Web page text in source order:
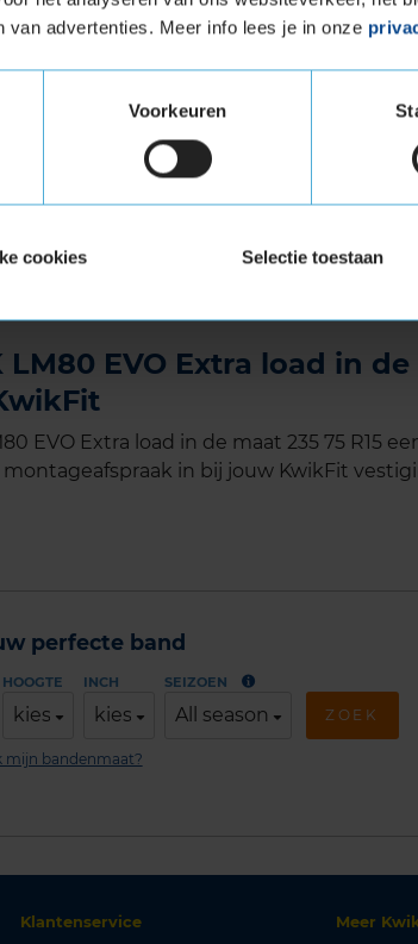
van advertenties. Meer info lees je in onze
Voorkeuren
cookies Selectie toestaan
op natte en gladde wegen snel af. Ook op
uitstekende grip en meer tractie.
constructie verbruikt je auto
met Extra Load (verstevigde band)
die banden met een hoger
banden zijn te herkennen aan
EVO Extra load in
EVO Extra load in de maat 235 75 R15
in bij jouw KwikFit
perfecte band
HOOGTE
kies
INCH
kies
SEIZOEN
All season ZOEK
mijn bandenmaat?
Klantenservice
Meer